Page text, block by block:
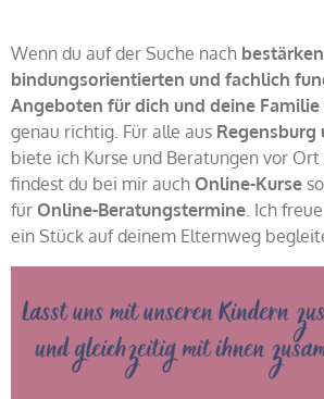
Wenn du auf der Suche nach
bindungsorientierten und fachlich
Angeboten für dich und deine Familie
genau richtig. Für alle aus Regensburg
biete ich Kurse und Beratungen vor
findest du bei mir auch Online-Kurse
für Online-Beratungstermine . Ich
ein Stück auf deinem Elternweg